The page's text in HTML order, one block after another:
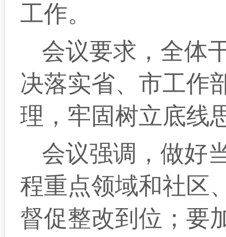
工作。
会议要求，全体
决落实省、市工作
理，牢固树立底线
会议强调，做好
程重点领域和社区
督促整改到位；要